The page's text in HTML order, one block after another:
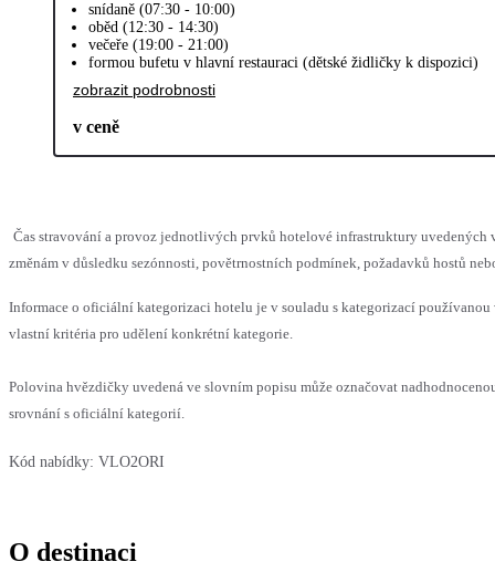
snídaně (07:30 - 10:00)
oběd (12:30 - 14:30)
večeře (19:00 - 21:00)
formou bufetu v hlavní restauraci (dětské židličky k dispozici)
zobrazit podrobnosti
v ceně
Čas stravování a provoz jednotlivých prvků hotelové infrastruktury uvedených
změnám v důsledku sezónnosti, povětrnostních podmínek, požadavků hostů
Informace o oficiální kategorizaci hotelu je v souladu s kategorizací používanou
vlastní kritéria pro udělení konkrétní kategorie.
Polovina hvězdičky uvedená ve slovním popisu může označovat
srovnání s oficiální kategorií.
Kód nabídky: VLO2ORI
O destinaci